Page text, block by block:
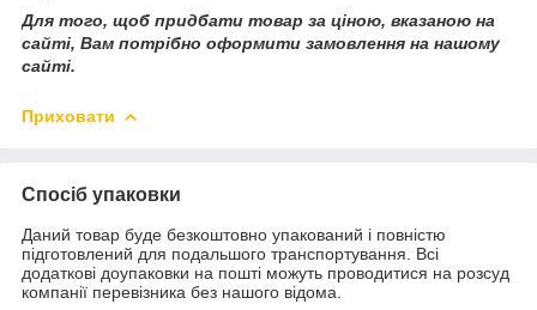
Для того, щоб придбати товар за ціною, вказаною на
сайті, Вам потрібно оформити замовлення на нашому
сайті.
Приховати
Спосіб упаковки
Даний товар буде безкоштовно упакований і повністю
підготовлений для подальшого транспортування. Всі
додаткові доупаковки на пошті можуть проводитися на розсуд
компанії перевізника без нашого відома.